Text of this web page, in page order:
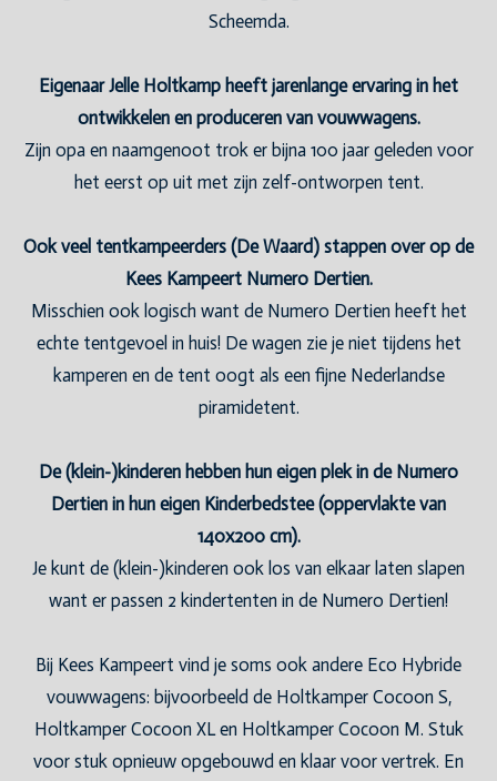
Scheemda.
Eigenaar Jelle Holtkamp heeft jarenlange ervaring in het
ontwikkelen en produceren van vouwwagens.
Zijn opa en naamgenoot trok er bijna 100 jaar geleden voor
het eerst op uit met zijn zelf-ontworpen tent.
Ook veel tentkampeerders (De Waard) stappen over op de
Kees Kampeert Numero Dertien.
Misschien ook logisch want de Numero Dertien heeft het
echte tentgevoel in huis! De wagen zie je niet tijdens het
kamperen en de tent oogt als een fijne Nederlandse
piramidetent.
De (klein-)kinderen hebben hun eigen plek in de Numero
Dertien in hun eigen Kinderbedstee (oppervlakte van
140x200 cm).
Je kunt de (klein-)kinderen ook los van elkaar laten slapen
want er passen 2 kindertenten in de Numero Dertien!
Bij Kees Kampeert vind je soms ook andere Eco Hybride
vouwwagens: bijvoorbeeld de Holtkamper Cocoon S,
Holtkamper Cocoon XL en Holtkamper Cocoon M. Stuk
voor stuk opnieuw opgebouwd en klaar voor vertrek. En